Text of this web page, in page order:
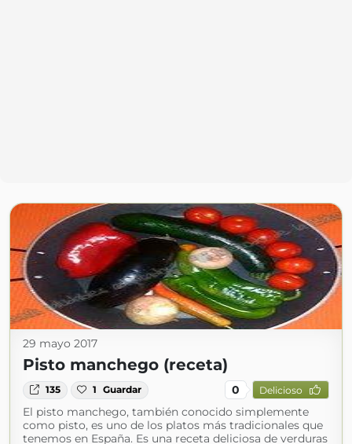
29 mayo 2017
Pisto manchego (receta)
135 1 Guardar 0 Delicioso
El pisto manchego, también conocido simplemente
como pisto, es uno de los platos más tradicionales que
tenemos en España. Es una receta deliciosa de verduras